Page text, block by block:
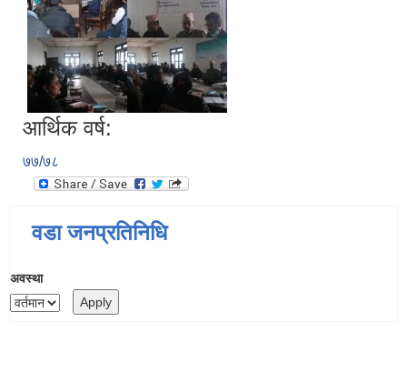
आर्थिक वर्ष:
७७/७८
वडा जनप्रतिनिधि
अवस्था